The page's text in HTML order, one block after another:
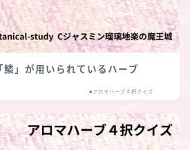
」が用いられているハーブ
■アロマハーブ４択クイズ